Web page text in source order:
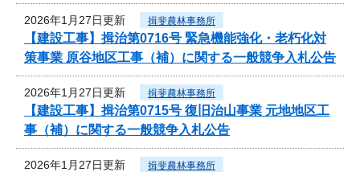
2026年1月27日更新 揖斐農林事務所
【建設工事】揖治第0716号 緊急機能強化・老朽化対
策事業 原谷地区工事（補）に関する一般競争入札公告
2026年1月27日更新 揖斐農林事務所
【建設工事】揖治第0715号 復旧治山事業 元地地区工
事（補）に関する一般競争入札公告
2026年1月27日更新 揖斐農林事務所